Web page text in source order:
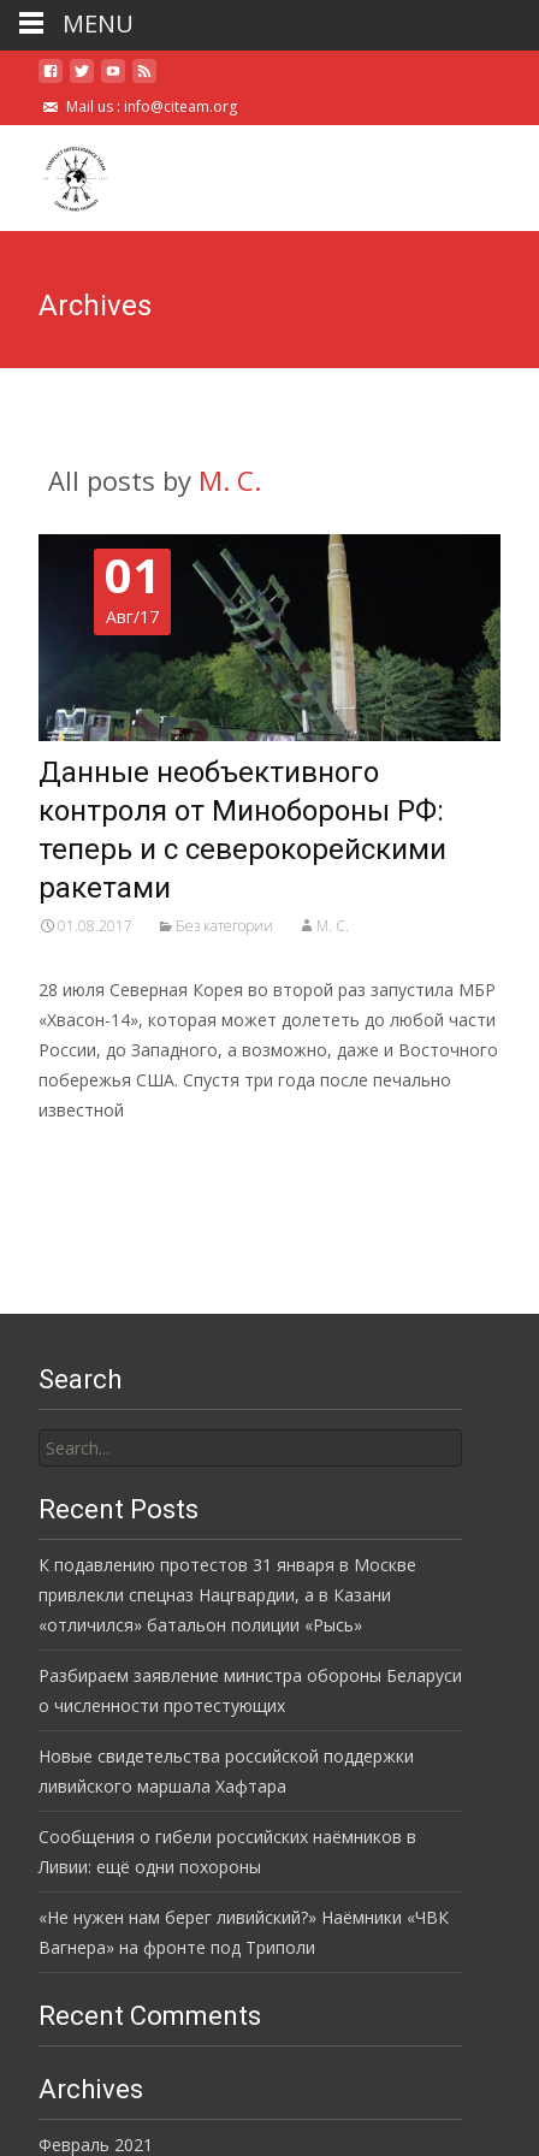
Mail us : info@citeam.org
Archives
All posts by M. C.
01
Авг/17
Данные необъективного
контроля от Минобороны РФ:
теперь и с северокорейскими
ракетами
01.08.2017 Без категории M. C.
28 июля Северная Корея во второй раз запустила МБР
«Хвасон-14», которая может долететь до любой части
России, до Западного, а возможно, даже и Восточного
побережья США. Спустя три года после печально
известной
Search
for:
Recent Posts
К подавлению протестов 31 января в Москве
привлекли спецназ Нацгвардии, а в Казани
«отличился» батальон полиции «Рысь»
Разбираем заявление министра обороны Беларуси
о численности протестующих
Новые свидетельства российской поддержки
ливийского маршала Хафтара
Сообщения о гибели российских наёмников в
Ливии: ещё одни похороны
«Не нужен нам берег ливийский?» Наёмники «ЧВК
Вагнера» на фронте под Триполи
Recent Comments
Archives
Февраль 2021
MENU